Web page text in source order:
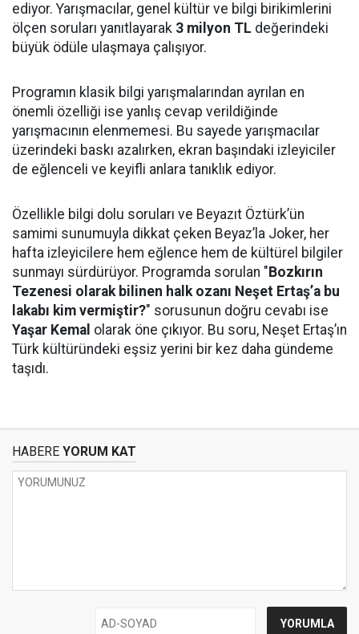
ediyor. Yarışmacılar, genel kültür ve bilgi birikimlerini
ölçen soruları yanıtlayarak 3 milyon TL değerindeki
büyük ödüle ulaşmaya çalışıyor.
Programın klasik bilgi yarışmalarından ayrılan en
önemli özelliği ise yanlış cevap verildiğinde
yarışmacının elenmemesi. Bu sayede yarışmacılar
üzerindeki baskı azalırken, ekran başındaki izleyiciler
de eğlenceli ve keyifli anlara tanıklık ediyor.
Özellikle bilgi dolu soruları ve Beyazıt Öztürk’ün
samimi sunumuyla dikkat çeken Beyaz’la Joker, her
hafta izleyicilere hem eğlence hem de kültürel bilgiler
sunmayı sürdürüyor. Programda sorulan " Bozkırın
Tezenesi olarak bilinen halk ozanı Neşet Ertaş’a bu
lakabı kim vermiştir?" sorusunun doğru cevabı ise
Yaşar Kemal olarak öne çıkıyor. Bu soru, Neşet Ertaş’ın
Türk kültüründeki eşsiz yerini bir kez daha gündeme
taşıdı.
HABERE YORUM KAT